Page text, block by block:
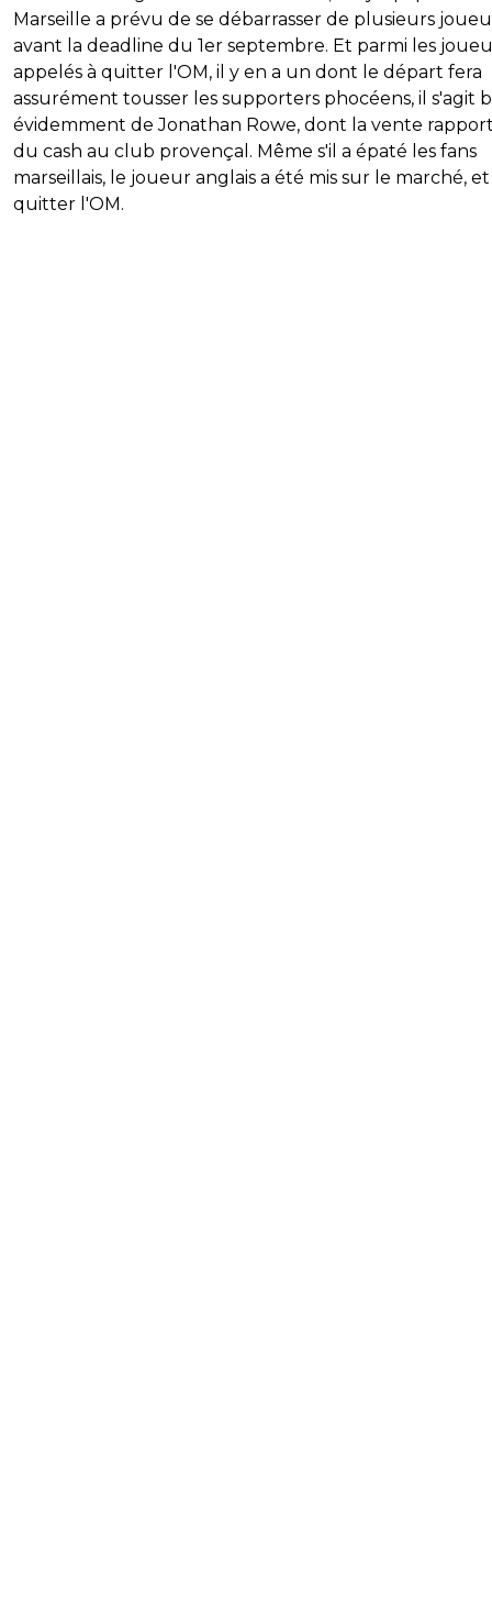
Marseille a prévu de se débarrasser de plusieurs
avant la deadline du 1er septembre. Et parmi les
appelés à quitter l'OM, il y en a un dont le départ fera
assurément tousser les supporters phocéens, il s'agit
évidemment deJonathan Rowe, dont la vente
du cash au club provençal. Même s'il a épaté les fans
marseillais, le joueur anglais a été mis sur le marché, et
quitter l'OM.